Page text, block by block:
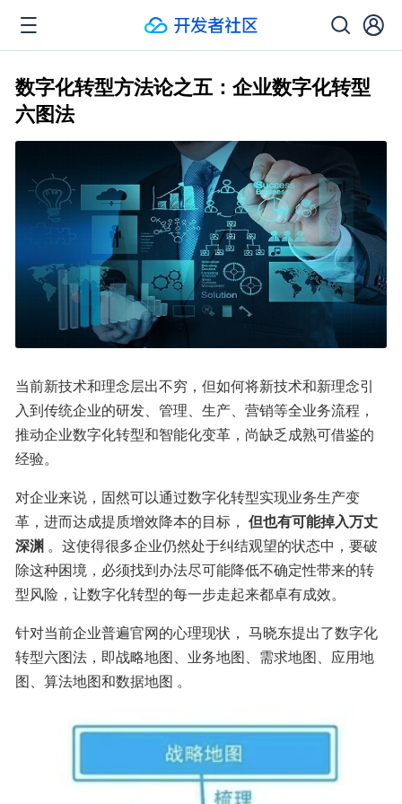
数字化转型方法论之五：企业数字化转型
六图法
当前新技术和理念层出不穷，但如何将新技术和新理念引
入到传统企业的研发、管理、生产、营销等全业务流程，
推动企业数字化转型和智能化变革，尚缺乏成熟可借鉴的
经验。
对企业来说，固然可以通过数字化转型实现业务生产变
革，进而达成提质增效降本的目标， 但也有可能掉入万丈
深渊 。这使得很多企业仍然处于纠结观望的状态中，要破
除这种困境，必须找到办法尽可能降低不确定性带来的转
型风险，让数字化转型的每一步走起来都卓有成效。
针对当前企业普遍官网的心理现状， 马晓东提出了数字化
转型六图法，即战略地图、业务地图、需求地图、应用地
图、算法地图和数据地图 。